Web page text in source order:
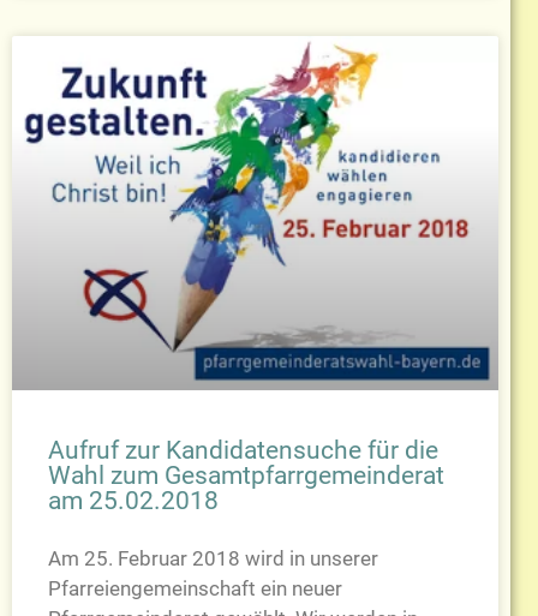
Aufruf zur Kandidatensuche für die
Wahl zum Gesamtpfarrgemeinderat
am 25.02.2018
Am 25. Februar 2018 wird in unserer
Pfarreiengemeinschaft ein neuer